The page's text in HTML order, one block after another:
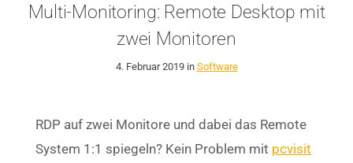
Multi-Monitoring: Remote Desktop mit
zwei Monitoren
4. Februar 2019 in Software
RDP auf zwei Monitore und dabei das Remote
System 1:1 spiegeln? Kein Problem mit pcvisit